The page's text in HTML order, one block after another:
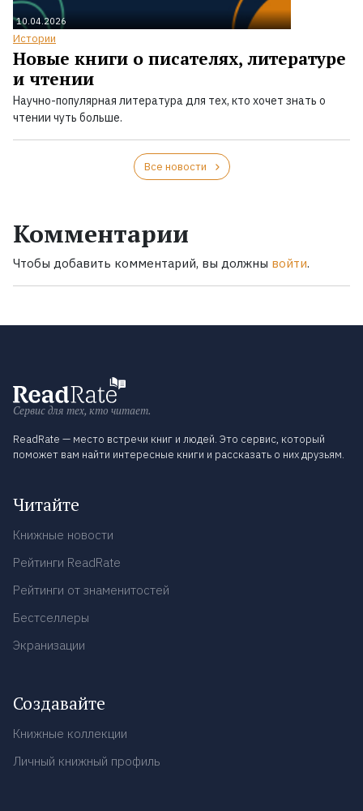
10.04.2026
Истории
Новые книги о писателях, литературе
и чтении
Научно-популярная литература для тех, кто хочет знать о
чтении чуть больше.
Все новости
Комментарии
Чтобы добавить комментарий, вы должны войти.
Сервис для тех, кто читает.
ReadRate — место встречи книг и людей. Это сервис, который
поможет вам найти интересные книги и рассказать о них друзьям.
Читайте
Книжные новости
Рейтинги ReadRate
Рейтинги от знаменитостей
Бестселлеры
Экранизации
Создавайте
Книжные коллекции
Личный книжный профиль